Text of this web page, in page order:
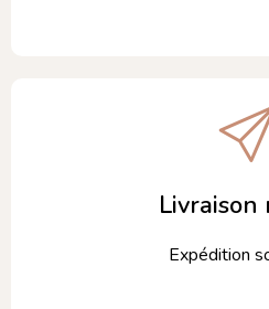
Livraison
Expédition